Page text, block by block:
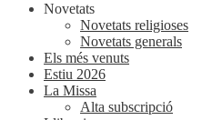
Novetats
Novetats religioses
Novetats generals
Els més venuts
Estiu 2026
La Missa
Alta subscripció